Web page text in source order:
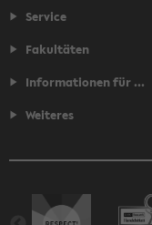
Service
Fakultäten
Informationen für ...
Weiteres